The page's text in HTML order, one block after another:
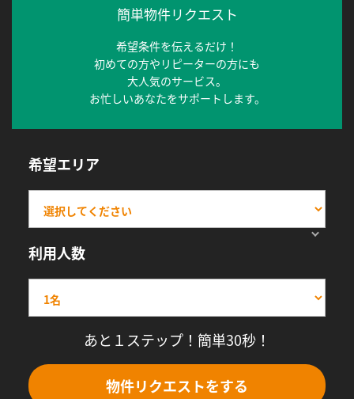
簡単物件リクエスト
希望条件を伝えるだけ！
初めての方やリピーターの方にも
大人気のサービス。
お忙しいあなたをサポートします。
希望エリア
利用人数
あと１ステップ！簡単30秒！
物件リクエストをする